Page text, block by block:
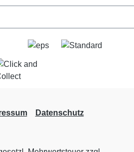
Datenschutz